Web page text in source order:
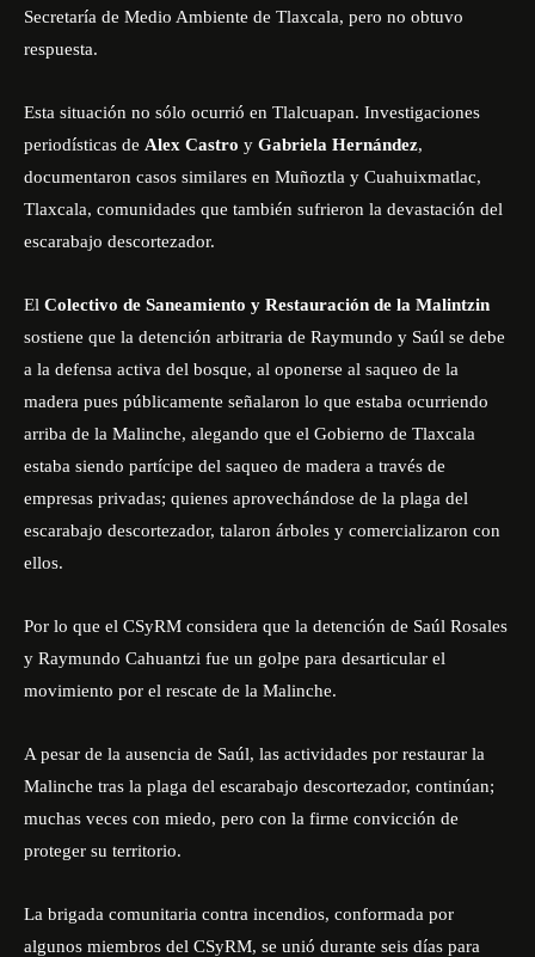
Secretaría de Medio Ambiente de Tlaxcala, pero no obtuvo
respuesta.
Esta situación no sólo ocurrió en Tlalcuapan. Investigaciones
periodísticas de Alex Castro y Gabriela Hernández,
documentaron casos similares en Muñoztla y Cuahuixmatlac,
Tlaxcala, comunidades que también sufrieron la devastación del
escarabajo descortezador.
El Colectivo de Saneamiento y Restauración de la Malintzin
sostiene que la detención arbitraria de Raymundo y Saúl se debe
a la defensa activa del bosque, al oponerse al saqueo de la
madera pues públicamente señalaron lo que estaba ocurriendo
arriba de la Malinche, alegando que el Gobierno de Tlaxcala
estaba siendo partícipe del saqueo de madera a través de
empresas privadas; quienes aprovechándose de la plaga del
escarabajo descortezador, talaron árboles y comercializaron con
ellos.
Por lo que el CSyRM considera que la detención de Saúl Rosales
y Raymundo Cahuantzi fue un golpe para desarticular el
movimiento por el rescate de la Malinche.
A pesar de la ausencia de Saúl, las actividades por restaurar la
Malinche tras la plaga del escarabajo descortezador, continúan;
muchas veces con miedo, pero con la firme convicción de
proteger su territorio.
La brigada comunitaria contra incendios, conformada por
algunos miembros del CSyRM, se unió durante seis días para